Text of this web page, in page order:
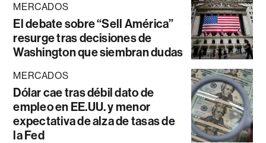
MERCADOS
El debate sobre “Sell América”
resurge tras decisiones de
Washington que siembran dudas
MERCADOS
Dólar cae tras débil dato de
empleo en EE.UU. y menor
expectativa de alza de tasas de
la Fed